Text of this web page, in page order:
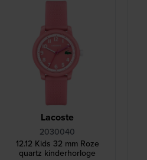
Lacoste
2030040
12.12 Kids 32 mm Roze
quartz kinderhorloge